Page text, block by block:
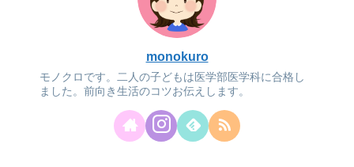
monokuro
モノクロです。二人の子どもは医学部医学科に合格し
ました。前向き生活のコツお伝えします。